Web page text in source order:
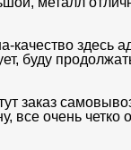
качество здесь
буду
заказ
все очень четко